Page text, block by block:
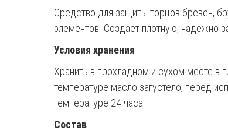
Средство для защиты торцов бревен,
элементов. Создает плотную, надежно
Условия хранения
Хранить в прохладном и сухом месте в
температуре масло загустело, перед
температуре 24 часа.
Состав